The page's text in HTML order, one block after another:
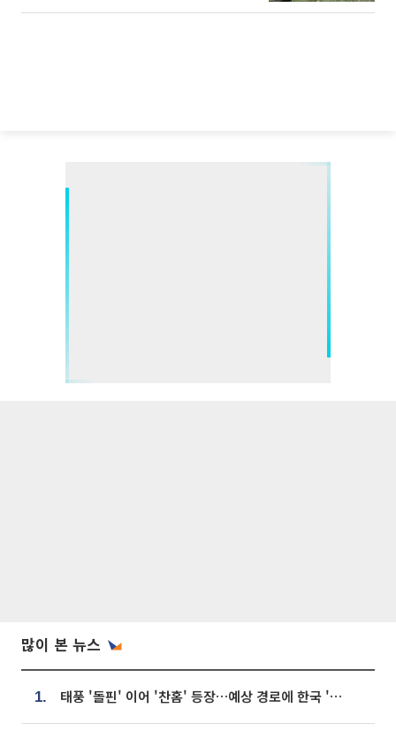
많이 본 뉴스
1. 태풍 '돌핀' 이어 '찬홈' 등장…예상 경로에 한국 '한숨'